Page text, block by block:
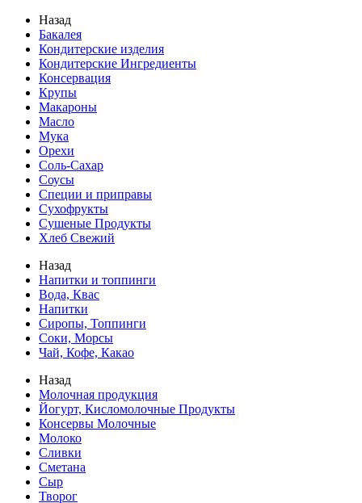
Назад
Бакалея
Кондитерские изделия
Кондитерские Ингредиенты
Консервация
Крупы
Макароны
Масло
Мука
Орехи
Соль-Сахар
Соусы
Специи и приправы
Сухофрукты
Сушеные Продукты
Хлеб Свежий
Назад
Напитки и топпинги
Вода, Квас
Напитки
Сиропы, Топпинги
Соки, Морсы
Чай, Кофе, Какао
Назад
Молочная продукция
Йогурт, Кисломолочные Продукты
Консервы Молочные
Молоко
Сливки
Сметана
Сыр
Творог